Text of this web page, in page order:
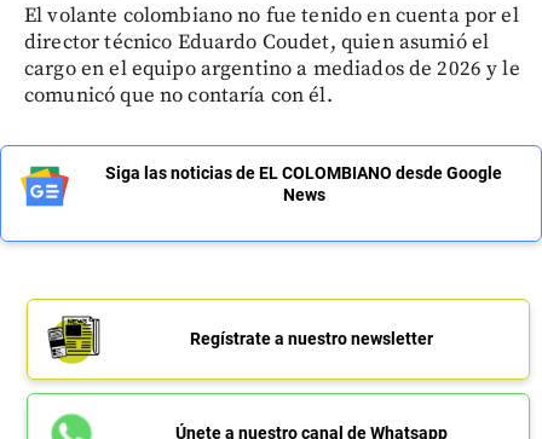
El volante colombiano no fue tenido en cuenta por el
director técnico Eduardo Coudet, quien asumió el
cargo en el equipo argentino a mediados de 2026 y le
comunicó que no contaría con él.
Siga las noticias de EL COLOMBIANO desde Google
News
Regístrate a nuestro newsletter
Únete a nuestro canal de Whatsapp